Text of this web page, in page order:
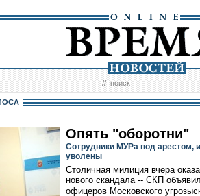
//поиск
Опять "оборотни"
Сотрудники МУРа под арестом,
уволены
Столичная милиция вчера
нового скандала -- СКП
офицеров Московского